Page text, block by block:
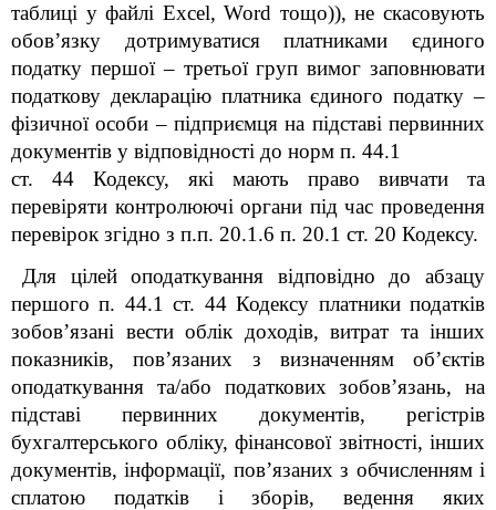
таблиці у файлі Excel, Word тощо)), не скасовують
обов’язку дотримуватися платниками єдиного
податку першої – третьої груп вимог заповнювати
податкову декларацію платника єдиного податку –
фізичної особи – підприємця на підставі первинних
документів у відповідності до норм п. 44.1
ст. 44 Кодексу, які мають право вивчати та
перевіряти контролюючі органи під час проведення
перевірок згідно з п.п. 20.1.6 п. 20.1 ст. 20 Кодексу.
Для цілей оподаткування відповідно до абзацу
першого п. 44.1 ст. 44 Кодексу платники податків
зобов’язані вести облік доходів, витрат та інших
показників, пов’язаних з визначенням об’єктів
оподаткування та/або податкових зобов’язань, на
підставі первинних документів, регістрів
бухгалтерського обліку, фінансової звітності, інших
документів, інформації, пов’язаних з обчисленням і
сплатою податків і зборів, ведення яких